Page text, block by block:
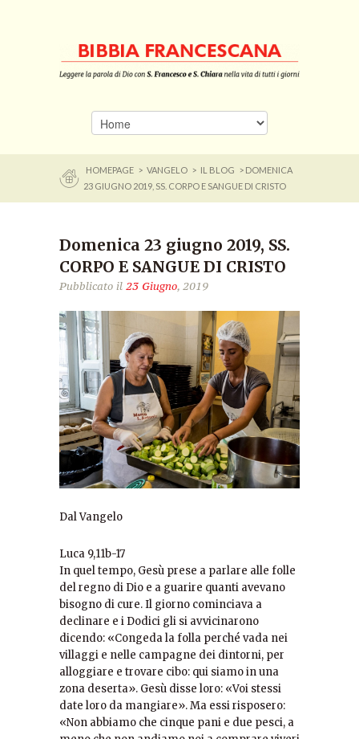
HOMEPAGE > VANGELO > IL BLOG
> DOMENICA
23 GIUGNO 2019, SS. CORPO E SANGUE DI CRISTO
Domenica 23 giugno 2019, SS.
CORPO E SANGUE DI CRISTO
Pubblicato il 23 Giugno, 2019
Dal Vangelo
Luca 9,11b-17
In quel tempo, Gesù prese a parlare alle folle
del regno di Dio e a guarire quanti avevano
bisogno di cure. Il giorno cominciava a
declinare e i Dodici gli si avvicinarono
dicendo: «Congeda la folla perché vada nei
villaggi e nelle campagne dei dintorni, per
alloggiare e trovare cibo: qui siamo in una
zona deserta». Gesù disse loro: «Voi stessi
date loro da mangiare». Ma essi risposero:
«Non abbiamo che cinque pani e due pesci, a